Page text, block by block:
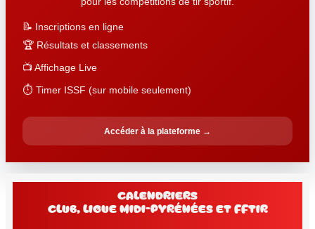
📝 Inscriptions en ligne
🏆 Résultats et classements
📺 Affichage Live
⏱️ Timer ISSF (sur mobile seulement)
Accéder à la plateforme →
Calendriers
club, Ligue Midi-Pyrénées et FFtir